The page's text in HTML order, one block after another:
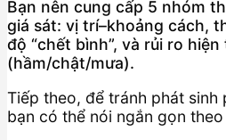
Bạn nên cung cấp 5 nhóm
giá sát: vị trí–khoảng cách,
độ “chết bình”, và rủi ro
(hầm/chật/mưa).
Tiếp theo, để tránh phát sinh
bạn có thể nói ngắn gọn theo